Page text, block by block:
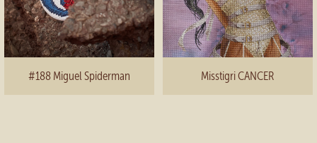
#188 Miguel Spiderman Misstigri CANCER